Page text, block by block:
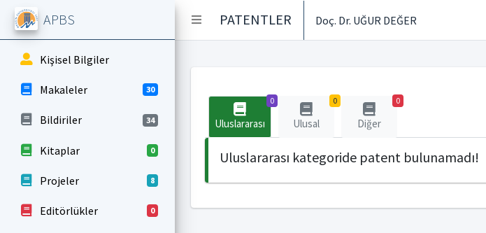
PATENTLER Doç. Dr. UĞUR DEĞER
APBS
Kişisel Bilgiler
Makaleler 30
Bildiriler 34
Kitaplar 0
Projeler 8
Editörlükler 0
0
Uluslararası
0
Ulusal
0
Diğer
Uluslararası kategoride patent bulunamadı!